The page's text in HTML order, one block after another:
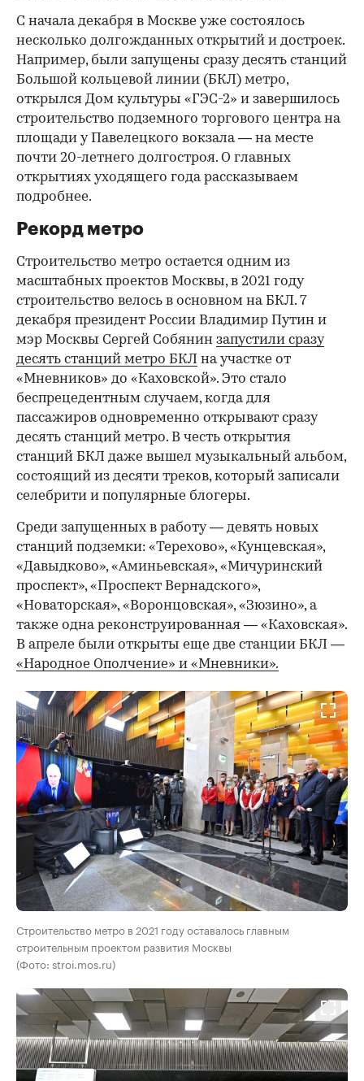
С начала декабря в Москве уже состоялось
несколько долгожданных открытий и достроек.
Например, были запущены сразу десять станций
Большой кольцевой линии (БКЛ) метро,
открылся Дом культуры «ГЭС-2» и завершилось
строительство подземного торгового центра на
площади у Павелецкого вокзала — на месте
почти 20-летнего долгостроя. О главных
открытиях уходящего года рассказываем
подробнее.
Рекорд метро
Строительство метро остается одним из
масштабных проектов Москвы, в 2021 году
строительство велось в основном на БКЛ. 7
декабря президент России Владимир Путин и
мэр Москвы Сергей Собянин запустили сразу
десять станций метро БКЛ на участке от
«Мневников» до «Каховской». Это стало
беспрецедентным случаем, когда для
пассажиров одновременно открывают сразу
десять станций метро. В честь открытия
станций БКЛ даже вышел музыкальный альбом,
состоящий из десяти треков, который записали
селебрити и популярные блогеры.
Среди запущенных в работу — девять новых
станций подземки: «Терехово», «Кунцевская»,
«Давыдково», «Аминьевская», «Мичуринский
проспект», «Проспект Вернадского»,
«Новаторская», «Воронцовская», «Зюзино», а
также одна реконструированная — «Каховская».
В апреле были открыты еще две станции БКЛ —
«Народное Ополчение» и «Мневники».
Строительство метро в 2021 году оставалось главным
строительным проектом развития Москвы
(Фото: stroi.mos.ru)